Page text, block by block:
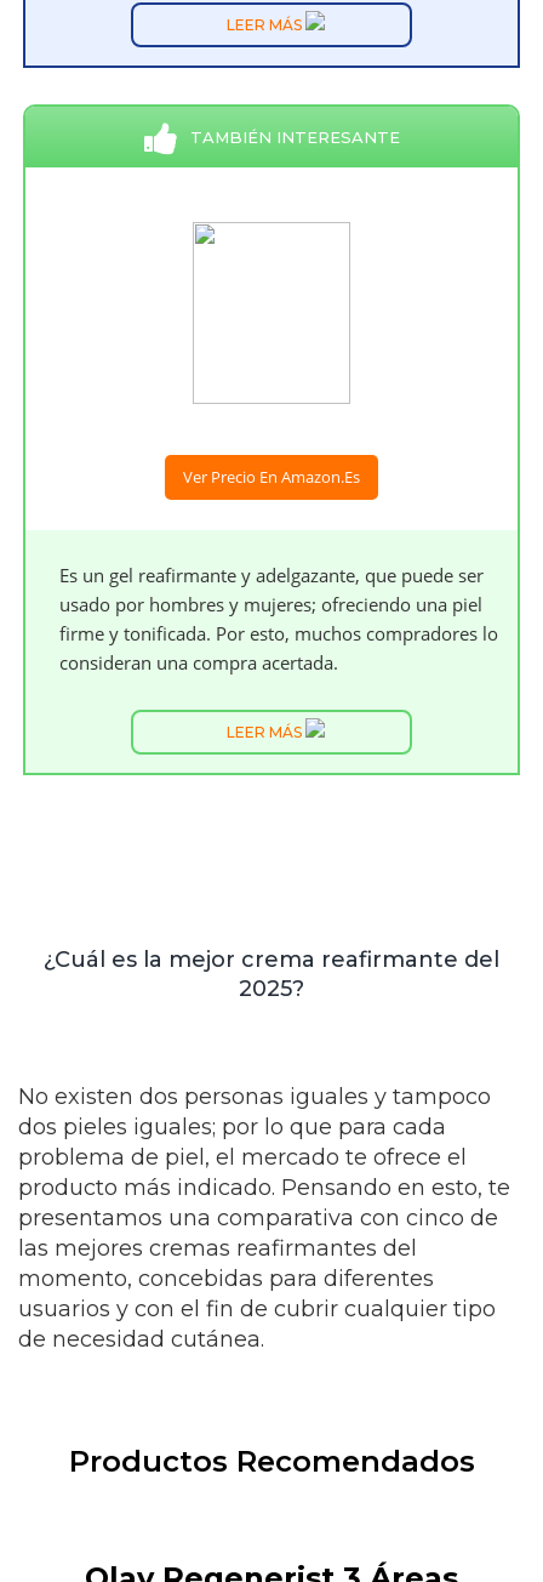
LEER MÁS
TAMBIÉN INTERESANTE
Ver Precio En Amazon.es
Es un gel reafirmante y adelgazante, que puede ser
usado por hombres y mujeres; ofreciendo una piel
firme y tonificada. Por esto, muchos compradores lo
consideran una compra acertada.
LEER MÁS
¿Cuál es la mejor crema reafirmante del
2025?
No existen dos personas iguales y tampoco
dos pieles iguales; por lo que para cada
problema de piel, el mercado te ofrece el
producto más indicado. Pensando en esto, te
presentamos una comparativa con cinco de
las mejores cremas reafirmantes del
momento, concebidas para diferentes
usuarios y con el fin de cubrir cualquier tipo
de necesidad cutánea.
Productos Recomendados